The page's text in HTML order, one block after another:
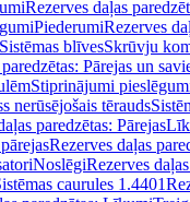
Rezerves daļas
PiederumiRezerves
Sistēmas blīvesSkrūvju
Pārejas un
Stiprinājumi
nerūsējošais tērauds
paredzētas: Pārejas
Rezerves daļas
NoslēgiRezerves
caurules 1.4401